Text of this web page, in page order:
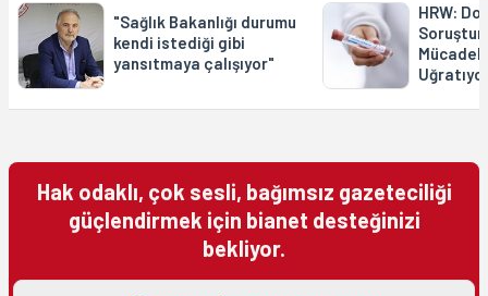
"Sağlık Bakanlığı durumu
kendi istediği gibi
yansıtmaya çalışıyor"
HRW:
Hak odaklı, çok sesli, bağımsız gazeteciliği
güçlendirmek için bianet desteğinizi
bekliyor.